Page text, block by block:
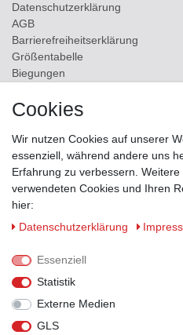
Daten­schutz­erklärung
AGB
Barrierefreiheitserklärung
Größentabelle
Biegungen
Kontakt
ZAHLUNGSMÖGLICHKEITEN
Cookies
Wir nutzen Cookies auf unserer
essenziell, während andere uns
Erfahrung zu verbessern.
verwendeten Cookies und Ihren
hier:
Daten­schutz­erklärung
Essenziell
Statistik
Externe Medien
GLS